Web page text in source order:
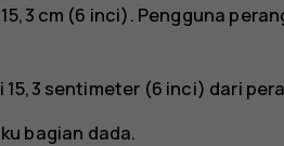
cm (6 inci). Pengguna
sentimeter (6 inci) dari
bagian dada.